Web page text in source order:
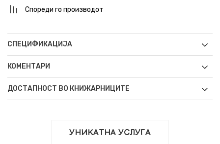
Спореди го производот
СПЕЦИФИКАЦИЈА
КОМЕНТАРИ
ДОСТАПНОСТ ВО КНИЖАРНИЦИТЕ
УНИКАТНА УСЛУГА